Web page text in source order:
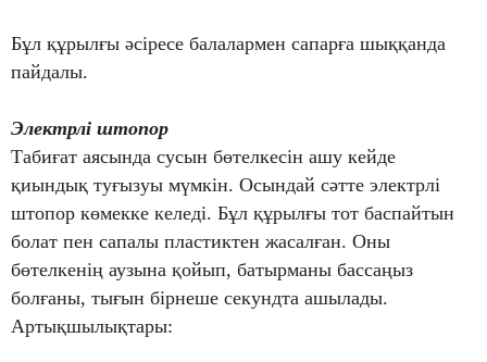
Бұл құрылғы әсіресе балалармен сапарға шыққанда
пайдалы.
Электрлі штопор
Табиғат аясында сусын бөтелкесін ашу кейде
қиындық туғызуы мүмкін. Осындай сәтте электрлі
штопор көмекке келеді. Бұл құрылғы тот баспайтын
болат пен сапалы пластиктен жасалған. Оны
бөтелкенің аузына қойып, батырманы бассаңыз
болғаны, тығын бірнеше секундта ашылады.
Артықшылықтары: